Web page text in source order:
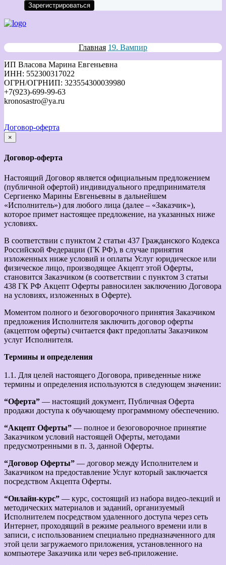
Главная 19. Вампир
ИП Власова Марина Евгеньевна
ИНН: 552300317022
ОГРН/ОГРНИП: 323554300039980
+7(923)-699-99-63
kronosastro@ya.ru
Договор-оферта
×
закрыть
Договор-оферта
Настоящий Договор является официальным предложением
(публичной офертой) индивидуального предпринимателя
Сергиенко Марины Евгеньевны в дальнейшем
«Исполнитель») для любого лица (далее – «Заказчик»),
которое примет настоящее предложение, на указанных ниже
условиях.
В соответствии с пунктом 2 статьи 437 Гражданского Кодекса
Российской Федерации (ГК РФ), в случае принятия
изложенных ниже условий и оплаты Услуг юридическое или
физическое лицо, производящее Акцепт этой Оферты,
становится Заказчиком (в соответствии с пунктом 3 статьи
438 ГК РФ Акцепт Оферты равносилен заключению Договора
на условиях, изложенных в Оферте).
Моментом полного и безоговорочного принятия Заказчиком
предложения Исполнителя заключить договор оферты
(акцептом оферты) считается факт предоплаты Заказчиком
услуг Исполнителя.
Термины и определения
1.1. Для целей настоящего Договора, приведенные ниже
термины и определения используются в следующем значении:
“Оферта” — настоящий документ, Публичная Оферта
продажи доступа к обучающему программному обеспечению.
“Акцепт Оферты” — полное и безоговорочное принятие
Заказчиком условий настоящей Оферты, методами
предусмотренными в п. 3, данной Оферты.
“Договор Оферты” — договор между Исполнителем и
Заказчиком на предоставление Услуг который заключается
посредством Акцепта Оферты.
“Онлайн-курс” — курс, состоящий из набора видео-лекций и
методических материалов и заданий, организуемый
Исполнителем посредством удаленного доступа через сеть
Интернет, проходящий в режиме реального времени или в
записи, с использованием специально предназначенного для
этой цели загружаемого приложения, установленного на
компьютере Заказчика или через веб-приложение.